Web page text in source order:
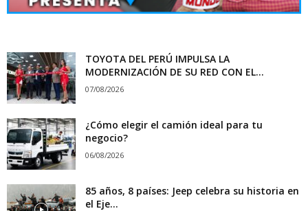
TOYOTA DEL PERÚ IMPULSA LA
MODERNIZACIÓN DE SU RED CON EL...
07/08/2026
¿Cómo elegir el camión ideal para tu
negocio?
06/08/2026
85 años, 8 países: Jeep celebra su historia en
el Eje...